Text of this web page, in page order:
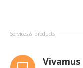
Services & products